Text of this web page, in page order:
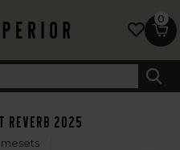
0
Reverb 2025